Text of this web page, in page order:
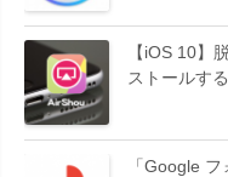
【iOS 10】
ストールする
「Google